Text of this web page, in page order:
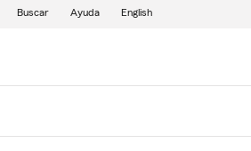
Buscar Ayuda English